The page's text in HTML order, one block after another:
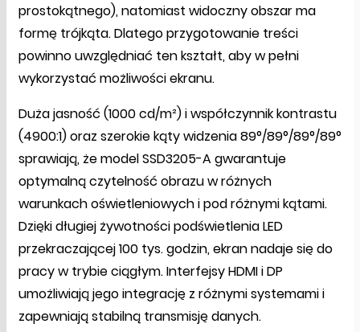
prostokątnego), natomiast widoczny obszar ma
formę trójkąta. Dlatego przygotowanie treści
powinno uwzględniać ten kształt, aby w pełni
wykorzystać możliwości ekranu.
Duża jasność (1000 cd/m²) i współczynnik kontrastu
(4900:1) oraz szerokie kąty widzenia 89°/89°/89°/89°
sprawiają, że model SSD3205-A gwarantuje
optymalną czytelność obrazu w różnych
warunkach oświetleniowych i pod różnymi kątami.
Dzięki długiej żywotności podświetlenia LED
przekraczającej 100 tys. godzin, ekran nadaje się do
pracy w trybie ciągłym. Interfejsy HDMI i DP
umożliwiają jego integrację z różnymi systemami i
zapewniają stabilną transmisję danych.